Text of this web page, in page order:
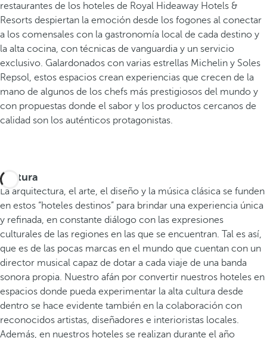
restaurantes de los hoteles de Royal Hideaway Hotels &
Resorts despiertan la emoción desde los fogones al conectar
a los comensales con la gastronomía local de cada destino y
la alta cocina, con técnicas de vanguardia y un servicio
exclusivo. Galardonados con varias estrellas Michelin y Soles
Repsol, estos espacios crean experiencias que crecen de la
mano de algunos de los chefs más prestigiosos del mundo y
con propuestas donde el sabor y los productos cercanos de
calidad son los auténticos protagonistas.
Cultura
La arquitectura, el arte, el diseño y la música clásica se funden
en estos “hoteles destinos” para brindar una experiencia única
y refinada, en constante diálogo con las expresiones
culturales de las regiones en las que se encuentran. Tal es así,
que es de las pocas marcas en el mundo que cuentan con un
director musical capaz de dotar a cada viaje de una banda
sonora propia. Nuestro afán por convertir nuestros hoteles en
espacios donde pueda experimentar la alta cultura desde
dentro se hace evidente también en la colaboración con
reconocidos artistas, diseñadores e interioristas locales.
Además, en nuestros hoteles se realizan durante el año